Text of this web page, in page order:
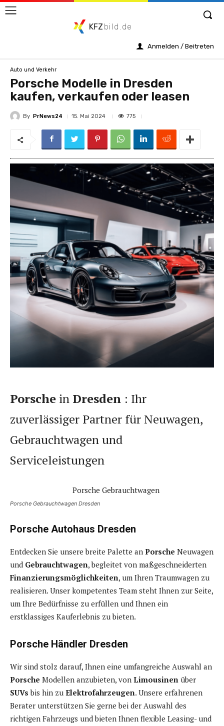
KFZ bild.de
Anmelden / Beitreten
Auto und Verkehr
Porsche Modelle in Dresden
kaufen, verkaufen oder leasen
By PrNews24 15. Mai 2024 775
Porsche in Dresden : Ihr
zuverlässiger Partner für Neuwagen,
Gebrauchtwagen und
Serviceleistungen
Porsche Gebrauchtwagen Dresden
Porsche Autohaus Dresden
Entdecken Sie unsere breite Palette an Porsche Neuwagen
und Gebrauchtwagen, begleitet von maßgeschneiderten
Finanzierungsmöglichkeiten, um Ihren Traumwagen zu
realisieren. Unser kompetentes Team steht Ihnen zur Seite,
um Ihre Bedürfnisse zu erfüllen und Ihnen ein
erstklassiges Kauferlebnis zu bieten.
Porsche Händler Dresden
Wir sind stolz darauf, Ihnen eine umfangreiche Auswahl an
Porsche Modellen anzubieten, von Limousinen über
SUVs bis hin zu Elektrofahrzeugen. Unsere erfahrenen
Berater unterstützen Sie gerne bei der Auswahl des
richtigen Fahrzeugs und bieten Ihnen flexible Leasing- und